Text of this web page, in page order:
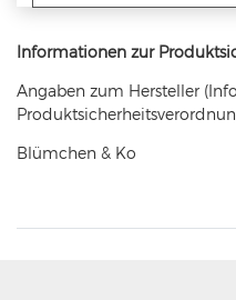
Informationen zur
Angaben zum Hersteller
Blümchen & Ko